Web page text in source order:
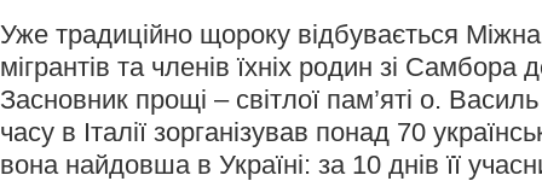
Уже традиційно щороку відбувається
мігрантів та членів їхніх родин зі Самбора
Засновник прощі – світлої пам’яті о.
часу в Італії зорганізував понад 70
вона найдовша в Україні: за 10 днів її